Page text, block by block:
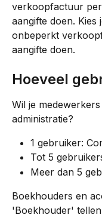
verkoopfactuur
aangifte doen.
onbeperkt
aangifte doen.
Hoeveel
Wil je
administratie?
1 gebruiker:
Tot 5
Meer dan 5
Boekhouders en
'Boekhouder'